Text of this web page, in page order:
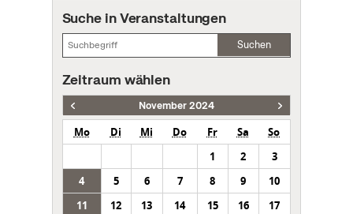
Suche in Veranstaltungen
Suchen
Zeitraum wählen
November 2024
Mo Di Mi Do Fr Sa
So
1
2
3
4
5 6 7 8 9
10
11
12 13 14 15 16
17